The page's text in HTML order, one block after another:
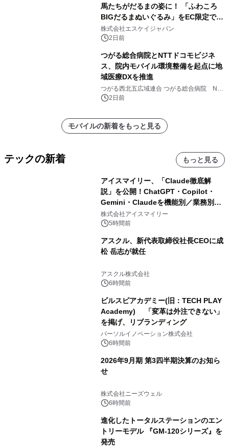
馬たちがだるまの姿に！ 「ふわころ
BIGだるまぬいぐるみ」をEC限定で受
注販売開始
株式会社エスケイジャパン
2日前
つがる総合病院とNTTドコモビジネ
ス、院内モバイル環境整備を起点に地
域医療DXを推進
つがる西北五広域連合 つがる総合病院 NTT
ドコモビジネス株式会社
2日前
モバイルの新着をもっと見る
テックの新着 もっと見る
アイスマイリー、「Claude徹底解
説」を公開！ChatGPT・Copilot・
Gemini・Claudeを機能別／業務別に
比較―自社に合う生成AIの選び方がわ
かる実践ガイド
株式会社アイスマイリー
5時間前
アスクル、新代表取締役社長CEOに成
松 岳志が就任
アスクル株式会社
6時間前
ビルスピアカデミー(旧：TECH PLAY
Academy) 「変革は外注できない」
を掲げ、リブランディング
パーソルイノベーション株式会社
6時間前
2026年9月期 第3四半期決算のお知ら
せ
株式会社ニーズウェル
6時間前
進化したトータルステーションのエン
トリーモデル 『GM-120シリーズ』を
発売